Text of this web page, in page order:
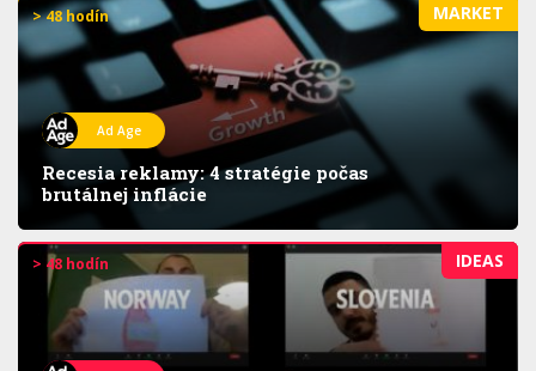
MARKET
> 48 hodín
Ad Age
Recesia reklamy: 4 stratégie počas
brutálnej inflácie
IDEAS
> 48 hodín